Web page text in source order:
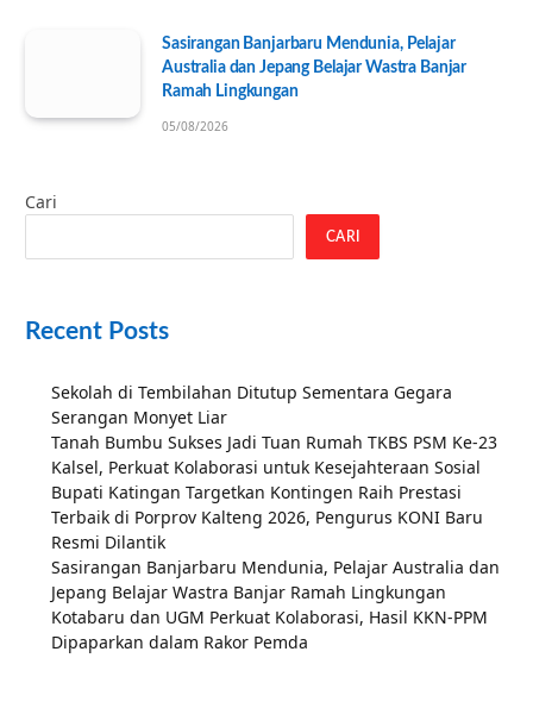
Sasirangan Banjarbaru Mendunia, Pelajar
Australia dan Jepang Belajar Wastra Banjar
Ramah Lingkungan
05/08/2026
Cari
CARI
Recent Posts
Sekolah di Tembilahan Ditutup Sementara Gegara
Serangan Monyet Liar
Tanah Bumbu Sukses Jadi Tuan Rumah TKBS PSM Ke-23
Kalsel, Perkuat Kolaborasi untuk Kesejahteraan Sosial
Bupati Katingan Targetkan Kontingen Raih Prestasi
Terbaik di Porprov Kalteng 2026, Pengurus KONI Baru
Resmi Dilantik
Sasirangan Banjarbaru Mendunia, Pelajar Australia dan
Jepang Belajar Wastra Banjar Ramah Lingkungan
Kotabaru dan UGM Perkuat Kolaborasi, Hasil KKN-PPM
Dipaparkan dalam Rakor Pemda